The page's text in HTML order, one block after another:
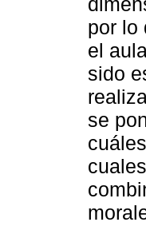
por lo
el
sido
se